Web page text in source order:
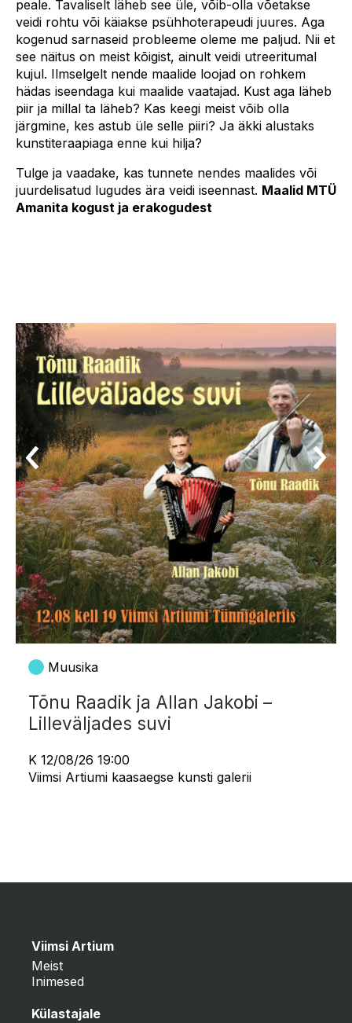
peale. Tavaliselt läheb see üle, võib-olla võetakse
veidi rohtu või käiakse psühhoterapeudi juures. Aga
kogenud sarnaseid probleeme oleme me paljud. Nii et
see näitus on meist kõigist, ainult veidi utreeritumal
kujul. Ilmselgelt nende maalide loojad on rohkem
hädas iseendaga kui maalide vaatajad. Kust aga läheb
piir ja millal ta läheb? Kas keegi meist võib olla
järgmine, kes astub üle selle piiri? Ja äkki alustaks
kunstiteraapiaga enne kui hilja?
Tulge ja vaadake, kas tunnete nendes maalides või
juurdelisatud lugudes ära veidi iseennast. Maalid MTÜ
Amanita kogust ja erakogudest
Muusika
Tõnu Raadik ja Allan Jakobi –
Lilleväljades suvi
K 12/08/26 19:00
Viimsi Artiumi kaasaegse kunsti galerii
Viimsi Artium
Meist
Inimesed
Külastajale